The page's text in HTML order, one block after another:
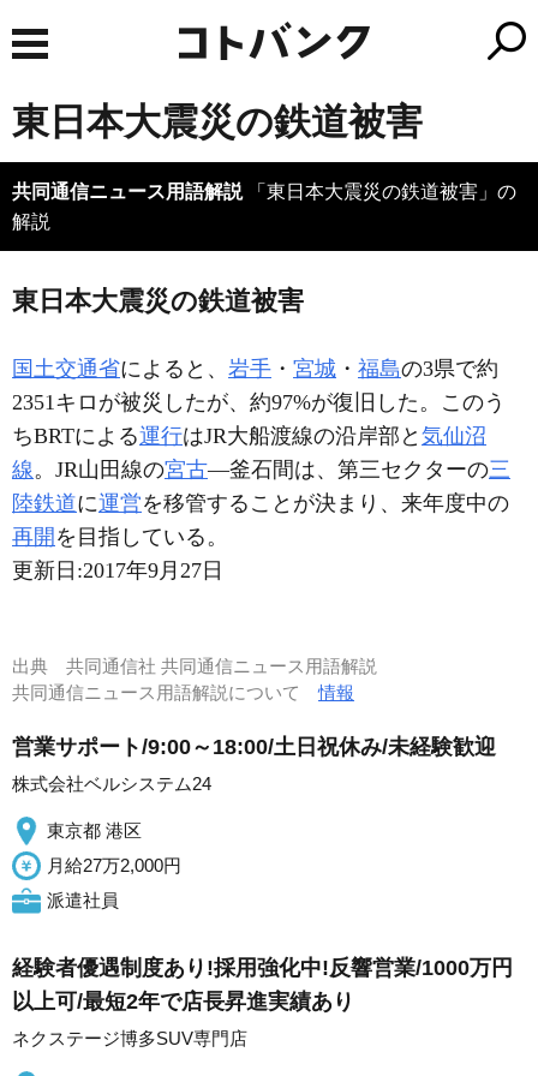
東日本大震災の鉄道被害
共同通信ニュース用語解説「東日本大震災の鉄道被害」の
解説
東日本大震災の鉄道被害
国土交通省によると、 岩手 ・ 宮城 ・ 福島の3県で約
2351キロが被災したが、約97%が復旧した。このう
ちBRTによる運行はJR大船渡線の沿岸部と 気仙沼
線。JR山田線の宮古―釜石間は、第三セクターの三
陸鉄道に運営を移管することが決まり、来年度中の
再開 を目指している。
更新日:2017年9月27日
出典 共同通信社 共同通信ニュース用語解説
共同通信ニュース用語解説について情報
営業サポート/9:00～18:00/土日祝休み/未経験歓迎
株式会社ベルシステム24
東京都 港区
月給27万2,000円
派遣社員
経験者優遇制度あり!採用強化中!反響営業/1000万円
以上可/最短2年で店長昇進実績あり
ネクステージ博多SUV専門店